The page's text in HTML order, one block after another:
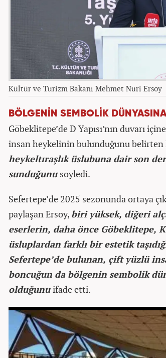
Kültür ve Turizm Bakanı Mehmet Nuri Ersoy
BÖLGENİN SEMBOLİK
Göbeklitepe’de D Yapısı’nın duvarı
insan heykelinin bulunduğunu belirten
heykeltıraşlık üslubuna dair son
sunduğunu söyledi.
Sefertepe’de 2025 sezonunda ortaya
paylaşan Ersoy, biri yüksek, diğeri
eserlerin, daha önce Göbeklitepe,
üsluplardan farklı bir estetik
Sefertepe’de bulunan, çift yüzlü
boncuğun da bölgenin sembolik
olduğunuifade etti.